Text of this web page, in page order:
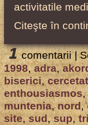
activitatile
Citeşte în
1 comentarii |
1998,adra,
biserici,
enthousiasmos,
muntenia,nord,
site,sud,sup,